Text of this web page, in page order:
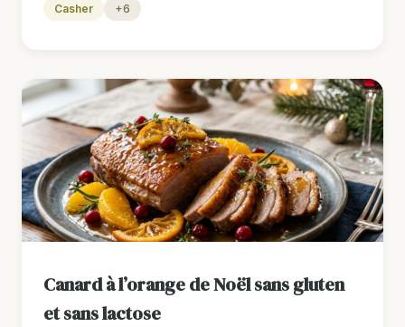
Casher +6
Canard à l’orange de Noël sans gluten
et sans lactose